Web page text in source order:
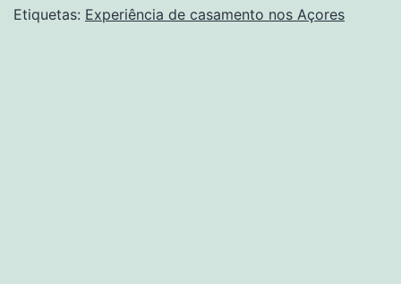
Açores
Etiquetas: Experiência de casamento nos Açores